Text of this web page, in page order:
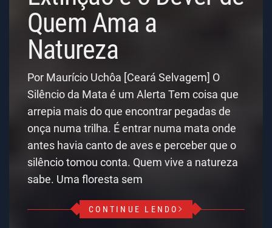
Quem Ama a
Natureza
Por Maurício Uchôa [Ceará Selvagem] O
Silêncio da Mata é um Alerta Tem coisa que
arrepia mais do que encontrar pegadas de
onça numa trilha. É entrar numa mata onde
antes havia canto de aves e perceber que o
silêncio tomou conta. Quem vive a natureza
sabe. Uma floresta sem
CONTINUE LENDO